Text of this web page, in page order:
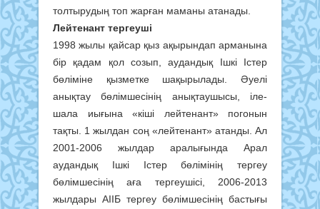
толтырудың топ жарған маманы атанады.
Лейтенант тергеуші
1998 жылы қайсар қыз ақырындап арманына
бір қадам қол созып, аудандық Ішкі Істер
бөліміне қызметке шақырылады. Әуелі
анықтау бөлімшесінің анықтаушысы, іле-
шала иығына «кіші лейтенант» погонын
тақты. 1 жылдан соң «лейтенант» атанды. Ал
2001-2006 жылдар аралығында Арал
аудандық Ішкі Істер бөлімінің тергеу
бөлімшесінің аға тергеушісі, 2006-2013
жылдары АІІБ тергеу бөлімшесінің бастығы